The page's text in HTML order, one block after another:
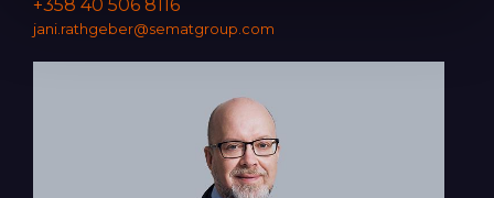
+358 40 506 8116
jani.rathgeber@sematgroup.com